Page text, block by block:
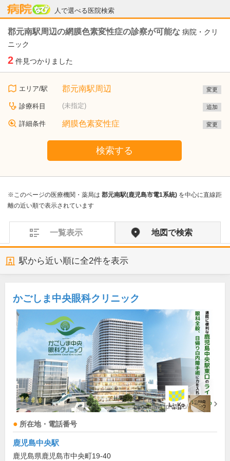
人で選べる医院検索
病院なび
郡元南駅周辺の網膜色素変性症の診察が可能な 病院・クリ
ニック
2 件見つかりました
エリア/駅 郡元南駅周辺 変更
診療科目 (未指定) 追加
詳細条件 網膜色素変性症 変更
検索する
※このページの医療機関・薬局は 郡元南駅(鹿児島市電1系統) を中心に直線距
離の近い順で表示されています
一覧表示 地図で検索
駅から近い順に全2件を表示
かごしま中央眼科クリニック
所在地・電話番号
鹿児島中央駅
鹿児島県鹿児島市中央町19-40